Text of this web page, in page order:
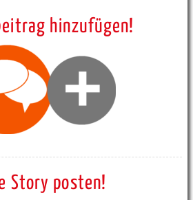
hinzufügen!
Story posten!